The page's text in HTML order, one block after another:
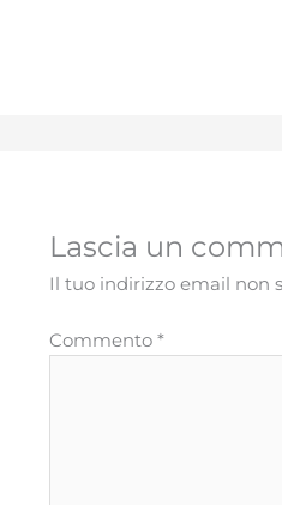
Lascia un
Il tuo indirizzo email non
Commento*